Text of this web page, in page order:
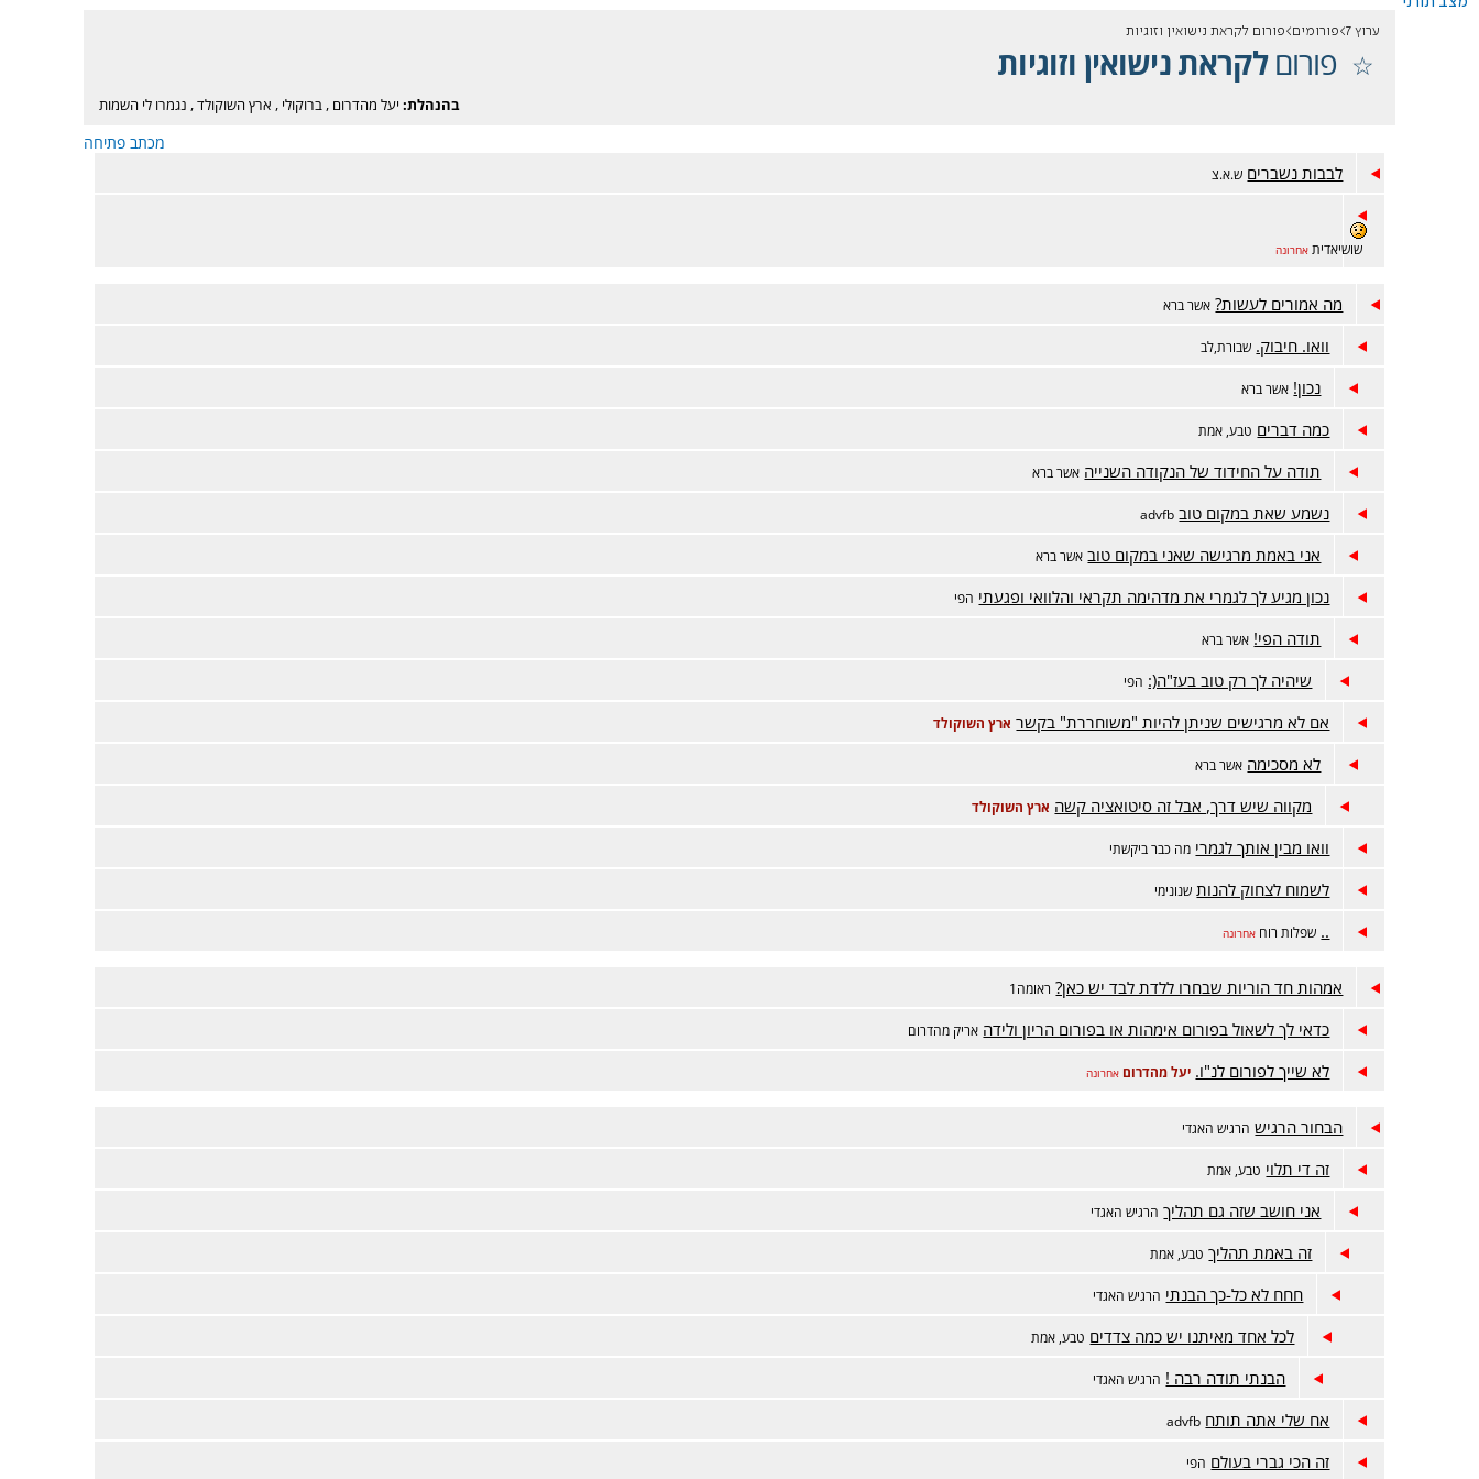
ערוץ 7 פורומים פורום לקראת נישואין וזוגיות
פורוםלקראת נישואין וזוגיות
בהנהלת: יעל מהדרום ,ברוקולי , ארץ השוקולד, נגמרו לי השמות
מכתב פתיחה
לבבות נשברים ש.א.צ
שושיאדית אחרונה
מה אמורים לעשות? אשר ברא
וואו. חיבוק. שבורת,לב
נכון! אשר ברא
כמה דברים טבע, אמת
תודה על החידוד של הנקודה השנייה אשר ברא
נשמע שאת במקום טוב advfb
אני באמת מרגישה שאני במקום טוב אשר ברא
נכון מגיע לך לגמרי את מדהימה תקראי והלוואי ופגעתי הפי
תודה הפי! אשר ברא
שיהיה לך רק טוב בעז"ה(: הפי
אם לא מרגישים שניתן להיות "משוחררת" בקשר ארץ השוקולד
לא מסכימה אשר ברא
מקווה שיש דרך, אבל זה סיטואציה קשה ארץ השוקולד
וואו מבין אותך לגמרי מה כבר ביקשתי
לשמוח לצחוק להנות שנונימי
.. שפלות רוח אחרונה
אמהות חד הוריות שבחרו ללדת לבד יש כאן? ראומה1
כדאי לך לשאול בפורום אימהות או בפורום הריון ולידה אריק מהדרום
לא שייך לפורום לנ"ו. יעל מהדרום אחרונה
הבחור הרגיש הרגיש האגדי
זה די תלוי טבע, אמת
אני חושב שזה גם תהליך הרגיש האגדי
זה באמת תהליך טבע, אמת
חחח לא כל-כך הבנתי הרגיש האגדי
לכל אחד מאיתנו יש כמה צדדים טבע, אמת
הבנתי תודה רבה ! הרגיש האגדי
אח שלי אתה תותח advfb
זה הכי גברי בעולם הפי